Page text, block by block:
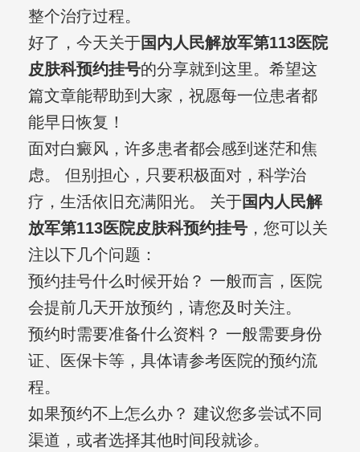
整个治疗过程。
好了，今天关于国内人民解放军第113医院
皮肤科预约挂号的分享就到这里。希望这
篇文章能帮助到大家，祝愿每一位患者都
能早日恢复！
面对白癜风，许多患者都会感到迷茫和焦
虑。 但别担心，只要积极面对，科学治
疗，生活依旧充满阳光。 关于国内人民解
放军第113医院皮肤科预约挂号，您可以关
注以下几个问题：
预约挂号什么时候开始？ 一般而言，医院
会提前几天开放预约，请您及时关注。
预约时需要准备什么资料？ 一般需要身份
证、医保卡等，具体请参考医院的预约流
程。
如果预约不上怎么办？ 建议您多尝试不同
渠道，或者选择其他时间段就诊。